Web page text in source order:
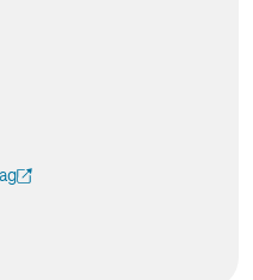
geöffnet)